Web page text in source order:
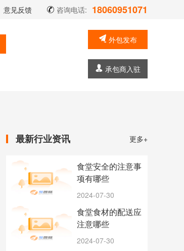
意见反馈 咨询电话: 18060951071
外包发布
承包商入驻
最新行业资讯 更多+
食堂安全的注意事
项有哪些
2024-07-30
食堂食材的配送应
注意哪些
2024-07-30